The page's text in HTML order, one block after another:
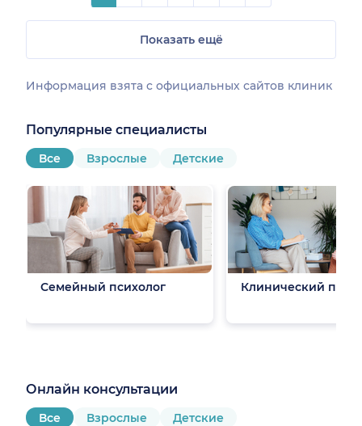
Показать ещё
Информация взята c официальных сайтов клиник
Популярные специалисты
Все Взрослые Детские
Семейный психолог Клинический
Онлайн консультации
Все Взрослые Детские